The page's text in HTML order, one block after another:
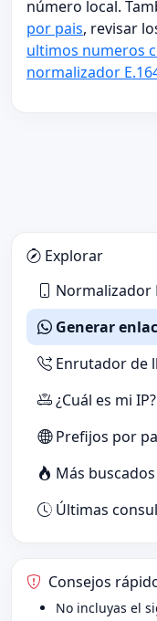
número local.
por pais, revisar
ultimos numeros
normalizador
Explorar
Normalizador
Generar
Enrutador de
¿Cuál es mi IP?
Prefijos por
Más buscados
Últimas
Consejos
No incluyas el